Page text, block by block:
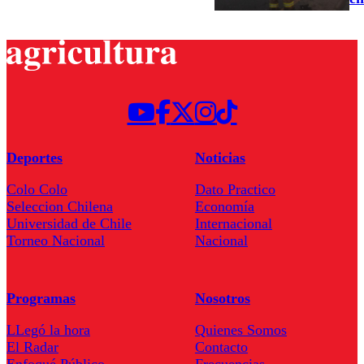
Deportes
Colo Colo
Seleccion Chilena
Universidad de Chile
Torneo Nacional
Noticias
Dato Practico
Economía
Internacional
Nacional
Programas
LLegó la hora
El Radar
Nosotros
Quienes Somos
Contacto